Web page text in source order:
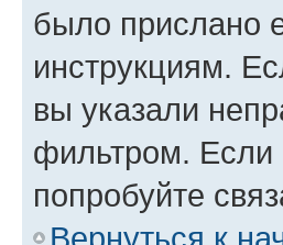
было прислано
инструкциям.
вы указали
фильтром. Если
попробуйте
Вернуться к